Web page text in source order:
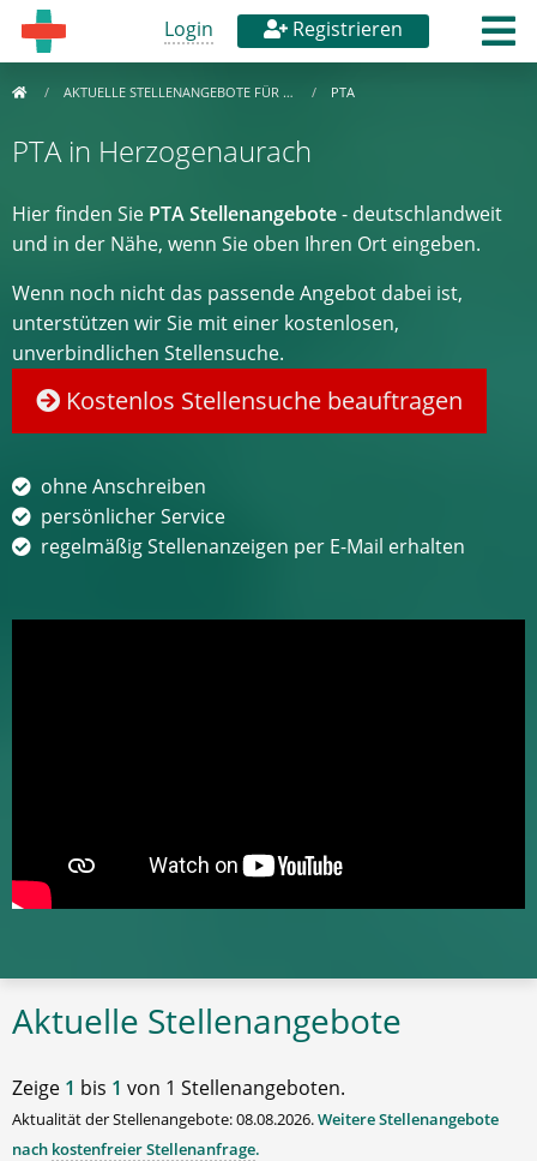
Login Registrieren
AKTUELLE STELLENANGEBOTE FÜR … PTA
PTA in Herzogenaurach
Hier finden Sie PTA Stellenangebote- deutschlandweit
und in der Nähe, wenn Sie oben Ihren Ort eingeben.
Wenn noch nicht das passende Angebot dabei ist,
unterstützen wir Sie mit einer kostenlosen,
unverbindlichen Stellensuche.
Kostenlos Stellensuche beauftragen
ohne Anschreiben
persönlicher Service
regelmäßig Stellenanzeigen per E-Mail erhalten
Aktuelle Stellenangebote
Zeige 1 bis 1 von 1 Stellenangeboten.
Aktualität der Stellenangebote: 08.08.2026.Weitere Stellenangebote
nach kostenfreier Stellenanfrage.